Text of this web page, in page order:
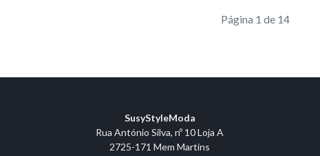
Página 1 de 14
SusyStyleModa
Rua António Silva, nº 10 Loja A
2725-171 Mem Martins